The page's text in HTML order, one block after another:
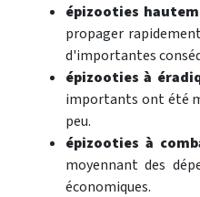
épizooties
propager
d'importantes
épizooties à
importants ont été
peu.
épizooties à
moyennant des
économiques.